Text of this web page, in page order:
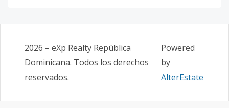
2026 – eXp Realty República
Dominicana. Todos los derechos
reservados.
Powered
by
AlterEstate